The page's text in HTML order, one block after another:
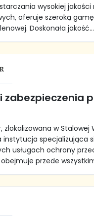
wysokiej jakości
oferuje szeroką
Doskonała jakość...
zabezpieczenia
zlokalizowana w Stalowej
instytucja specjalizująca
usługach ochrony
przede